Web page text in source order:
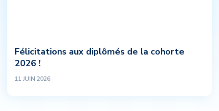
Félicitations aux diplômés de la cohorte
2026 !
11 JUIN 2026